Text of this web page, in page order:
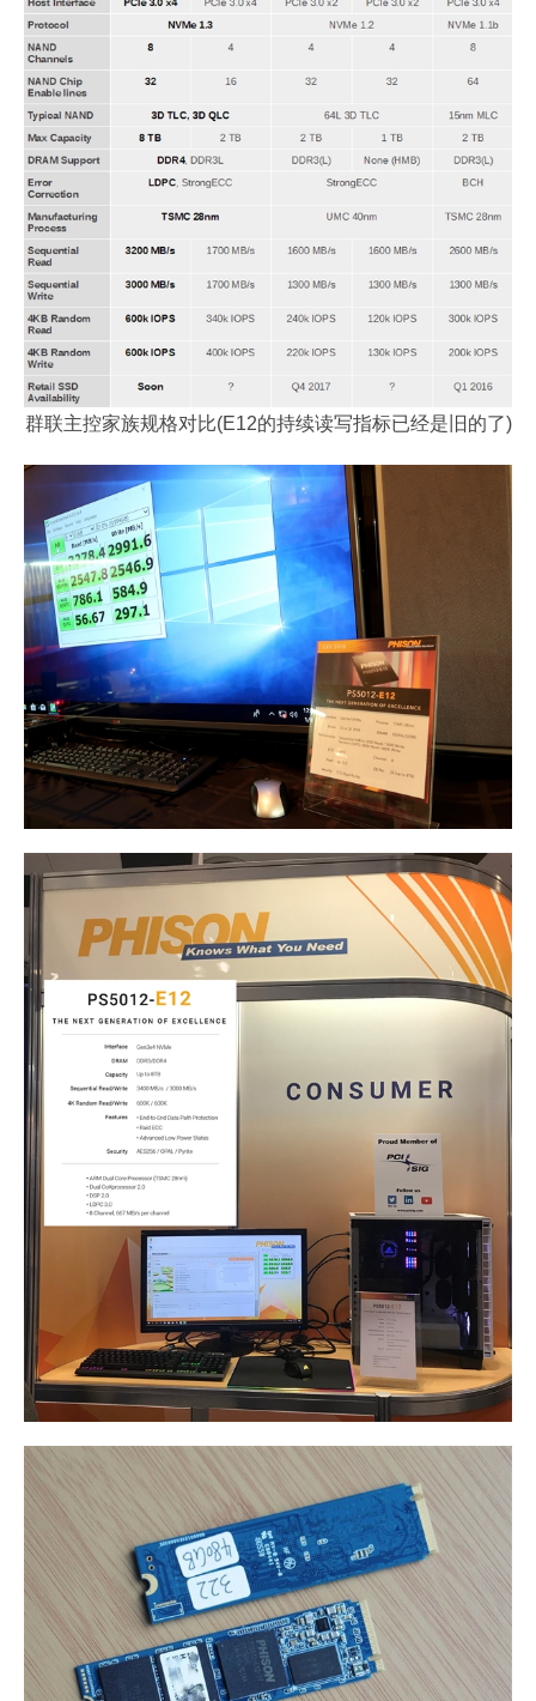
群联主控家族规格对比(E12的持续读写指标已经是旧的了)